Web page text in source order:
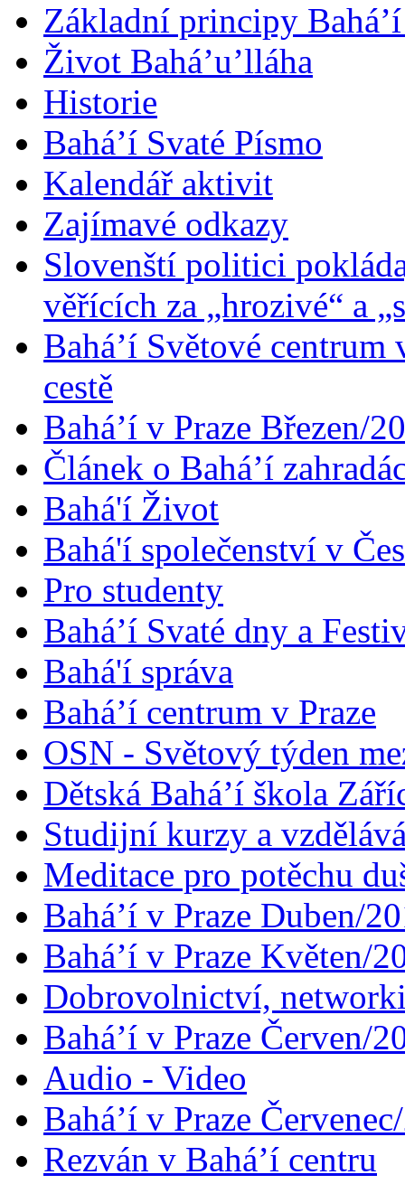
Základní principy
Život Bahá’u’lláha
Historie
Bahá’í Svaté Písmo
Kalendář aktivit
Zajímavé odkazy
Slovenští politici
věřících za „hrozivé“ a
Bahá’í Světové
cestě
Bahá’í v Praze Březen/
Článek o Bahá’í
Bahá'í Život
Bahá'í společenství v
Pro studenty
Bahá’í Svaté dny a
Bahá'í správa
Bahá’í centrum v Praze
OSN - Světový týden
Dětská Bahá’í škola
Studijní kurzy a
Meditace pro potěchu
Bahá’í v Praze Duben/
Bahá’í v Praze Květen/
Dobrovolnictví,
Bahá’í v Praze Červen/
Audio - Video
Bahá’í v Praze
Rezván v Bahá’í centru